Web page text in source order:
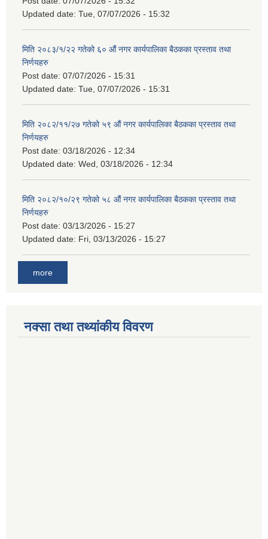
Updated date: Tue, 07/07/2026 - 15:32
मिति २०८३/१/२२ गतेको ६० औं नगर कार्यपालिका बैठकका प्रस्ताव तथा
निर्णयहरु
Post date: 07/07/2026 - 15:31
Updated date: Tue, 07/07/2026 - 15:31
मिति २०८२/११/२७ गतेको ५९ औं नगर कार्यपालिका बैठकका प्रस्ताव तथा
निर्णयहरु
Post date: 03/18/2026 - 12:34
Updated date: Wed, 03/18/2026 - 12:34
मिति २०८२/१०/२९ गतेको ५८ औं नगर कार्यपालिका बैठकका प्रस्ताव तथा
निर्णयहरु
Post date: 03/13/2026 - 15:27
Updated date: Fri, 03/13/2026 - 15:27
more
नक्सा तथा तथ्यांकीय विवरण